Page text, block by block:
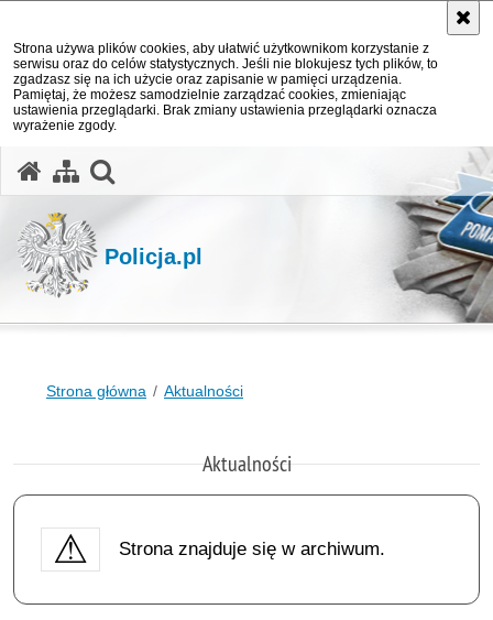
Strona używa plików cookies, aby ułatwić użytkownikom korzystanie z
serwisu oraz do celów statystycznych. Jeśli nie blokujesz tych plików, to
zgadzasz się na ich użycie oraz zapisanie w pamięci urządzenia.
Pamiętaj, że możesz samodzielnie zarządzać cookies, zmieniając
ustawienia przeglądarki. Brak zmiany ustawienia przeglądarki oznacza
wyrażenie zgody.
Policja.pl
Strona główna Aktualności
Aktualności
Strona znajduje się w archiwum.